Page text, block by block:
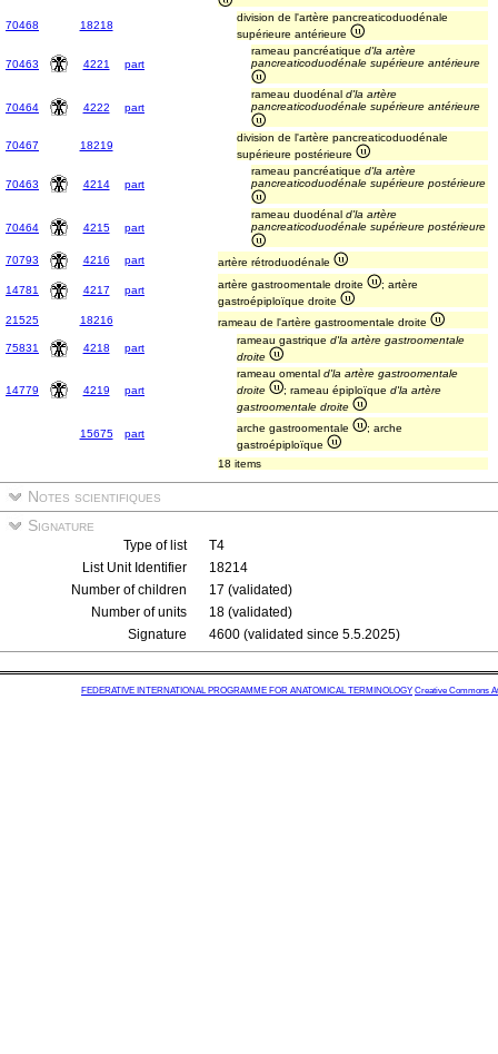
70468 18218
division de l'artère pancreaticoduodénale
supérieure antérieure
70463 4221 part
rameau pancréatique d'la artère
pancreaticoduodénale supérieure antérieure
70464 4222 part
rameau duodénal d'la artère
pancreaticoduodénale supérieure antérieure
70467 18219
division de l'artère pancreaticoduodénale
supérieure postérieure
70463 4214 part
rameau pancréatique d'la artère
pancreaticoduodénale supérieure postérieure
70464 4215 part
rameau duodénal d'la artère
pancreaticoduodénale supérieure postérieure
70793 4216 part artère rétroduodénale
14781 4217 part artère gastroomentale droite
; artère
gastroépiploïque droite
21525
18216 rameau de l'artère gastroomentale droite
75831 4218 part
rameau gastrique d'la artère gastroomentale
droite
14779 4219 part
rameau omental d'la artère gastroomentale
droite
; rameau épiploïque d'la artère
gastroomentale droite
15675 part arche gastroomentale
; arche
gastroépiploïque
18 items
Notes scientifiques
Signature
Type of list
T4
List Unit Identifier
18214
Number of children
17 (validated)
Number of units
18 (validated)
Signature
4600 (validated since 5.5.2025)
FEDERATIVE INTERNATIONAL PROGRAMME FOR ANATOMICAL TERMINOLOGY Creative Commons